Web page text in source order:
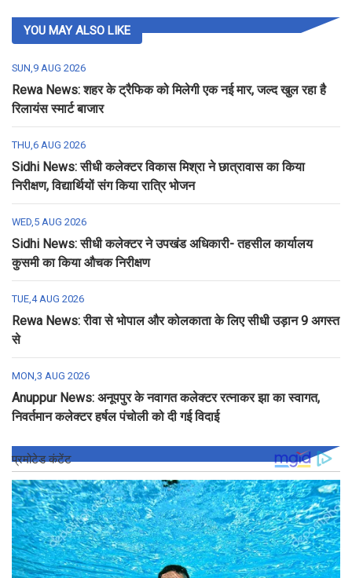
YOU MAY ALSO LIKE
SUN,9 AUG 2026
Rewa News: शहर के ट्रैफिक को मिलेगी एक नई मार, जल्द खुल रहा है
रिलायंस स्मार्ट बाजार
THU,6 AUG 2026
Sidhi News: सीधी कलेक्टर विकास मिश्रा ने छात्रावास का किया
निरीक्षण, विद्यार्थियों संग किया रात्रि भोजन
WED,5 AUG 2026
Sidhi News: सीधी कलेक्टर ने उपखंड अधिकारी- तहसील कार्यालय
कुसमी का किया औचक निरीक्षण
TUE,4 AUG 2026
Rewa News: रीवा से भोपाल और कोलकाता के लिए सीधी उड़ान 9 अगस्त
से
MON,3 AUG 2026
Anuppur News: अनूपपुर के नवागत कलेक्टर रत्नाकर झा का स्वागत,
निवर्तमान कलेक्टर हर्षल पंचोली को दी गई विदाई